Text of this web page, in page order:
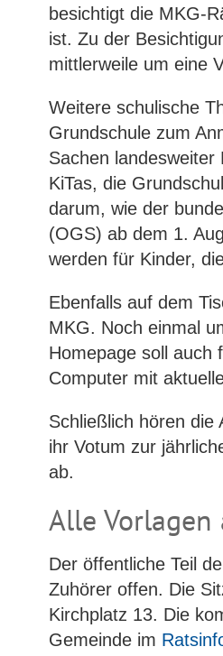
besichtigt die MKG-
ist. Zu der
mittlerweile um eine
Weitere schulische
Grundschule zum
Sachen
KiTas, die
darum, wie der
(OGS) ab dem 1.
werden für Kinder,
Ebenfalls auf dem
MKG. Noch einmal
Homepage soll auch
Computer mit
Schließlich hören die
ihr Votum zur
ab.
Alle
Der öffentliche Teil
Zuhörer offen. Die
Kirchplatz 13. Die
Gemeinde im